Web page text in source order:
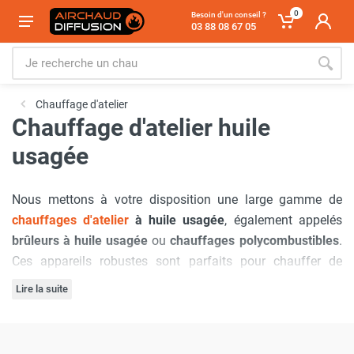
Besoin d'un conseil ?
03 88 08 67 05
0
Chauffage d'atelier
Chauffage d'atelier huile
usagée
Nous mettons à votre disposition une large gamme de
chauffages d'atelier à huile usagée, également appelés
brûleurs à huile usagée ou chauffages polycombustibles.
Ces appareils robustes sont parfaits pour chauffer de
grands espaces industriels tels que les ateliers, garages,
Lire la suite